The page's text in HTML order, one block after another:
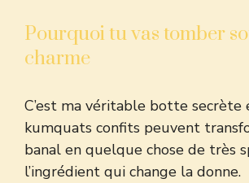
Pourquoi tu vas tomber
charme
C’est ma véritable botte secrète
kumquats confits peuvent
banal en quelque chose de très
l’ingrédient qui change la donne.